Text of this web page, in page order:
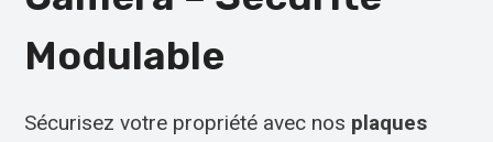
Modulable
Sécurisez votre propriété avec nos plaques